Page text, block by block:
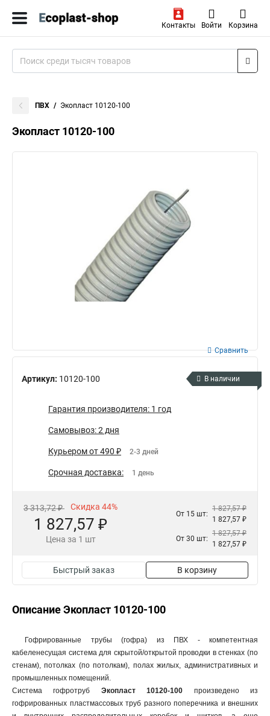
Контакты Войти Корзина
ПВХ Экопласт 10120-100
Экопласт 10120-100
Артикул: 10120-100
Сравнить
В наличии
Гарантия производителя: 1 год
Самовывоз: 2 дня
Курьером от 490 ₽ 2-3 дней
Срочная доставка: 1 день
3 313,72 ₽ Скидка 44%
1 827,57 ₽
Цена за 1 шт
От 15 шт:
1 827,57 ₽
1 827,57 ₽
От 30 шт:
1 827,57 ₽
1 827,57 ₽
Быстрый заказ В корзину
Описание Экопласт 10120-100
Гофрированные трубы (гофра) из ПВХ - компетентная
кабеленесущая система для скрытой/открытой проводки в стенках (по
стенам), потолках (по потолкам), полах жилых, административных и
промышленных помещений.
Система гофротруб Экопласт 10120-100 произведено из
гофрированных пластмассовых труб разного поперечника и внешних